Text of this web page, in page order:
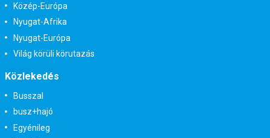
Közép-Európa
Nyugat-Afrika
Nyugat-Európa
Világ körüli körutazás
Közlekedés
Busszal
busz+hajó
Egyénileg